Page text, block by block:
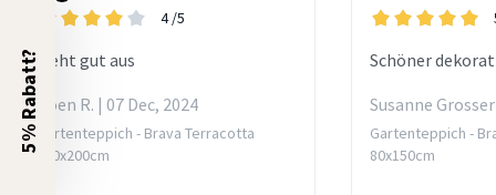
4 /5
Sieht gut aus
Koen R. | 07 Dec, 2024
Gartenteppich - Brava Terracotta
140x200cm
Schöner
Susanne
Gartenteppich -
80x150cm
5% Rabatt?